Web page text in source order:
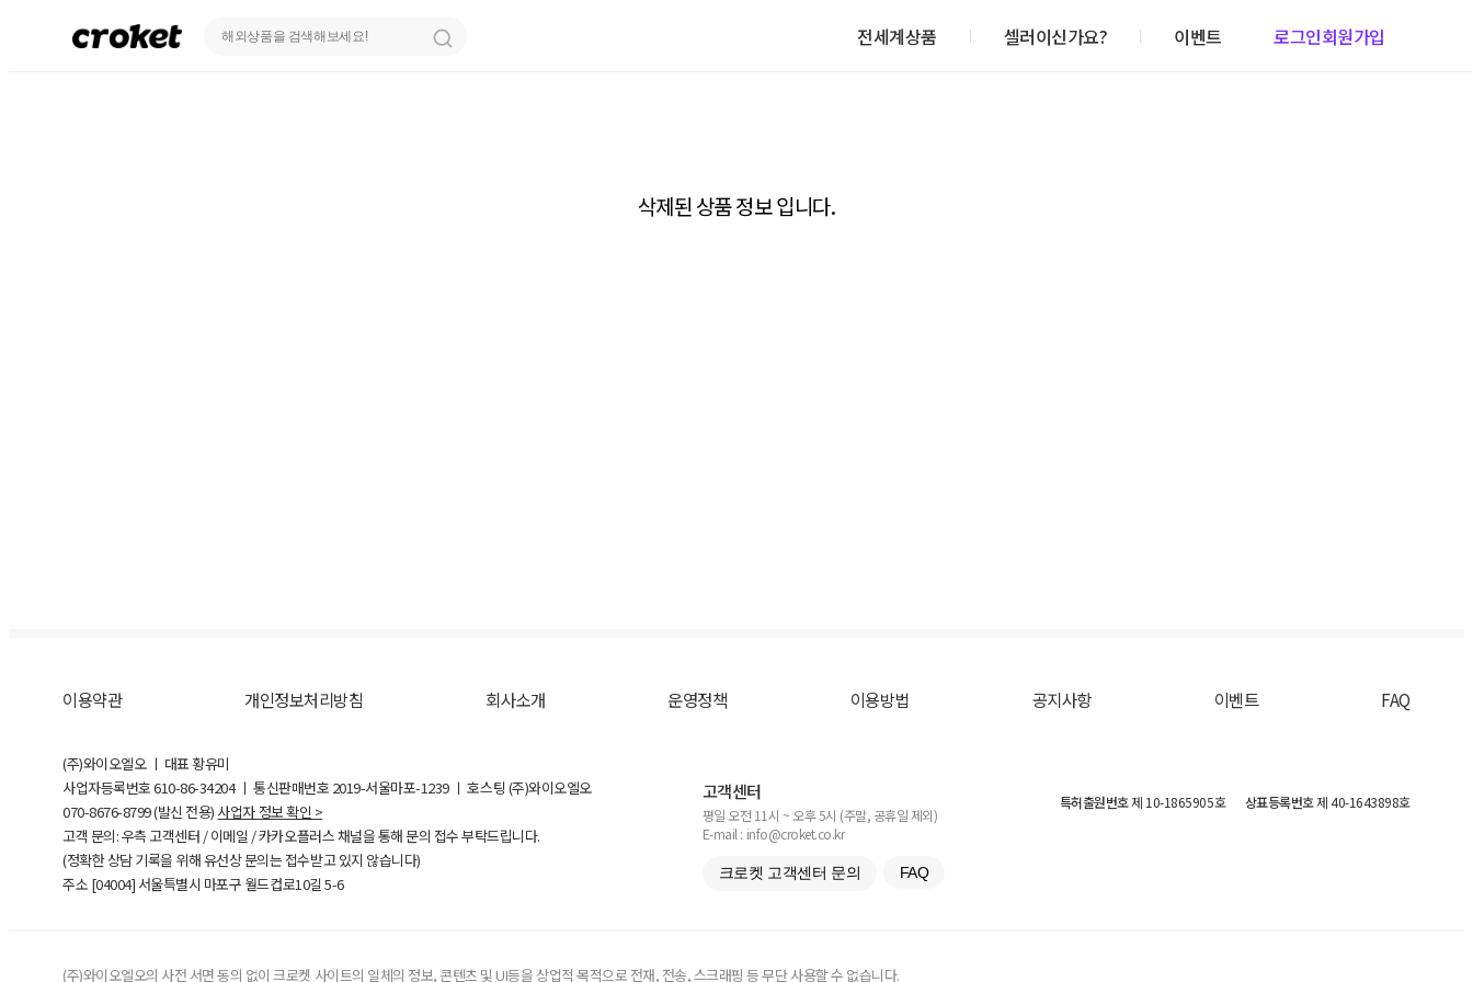
전세계상품 셀러이신가요? 이벤트 로그인회원가입
삭제된 상품 정보 입니다.
이용약관 개인정보처리방침 회사소개 운영정책 이용방법 공지사항 이벤트 FAQ
(주)와이오엘오 ㅣ 대표 황유미
사업자등록번호610-86-34204ㅣ 통신판매번호 2019-서울마포-1239 ㅣ 호스팅 (주)와이오엘오
070-8676-8799 (발신 전용) 사업자 정보 확인 >
고객 문의: 우측 고객센터 / 이메일 / 카카오플러스 채널을 통해 문의 접수 부탁드립니다.
(정확한 상담 기록을 위해 유선상 문의는 접수받고 있지 않습니다)
주소 [04004] 서울특별시 마포구 월드컵로10길5-6
고객센터
평일 오전 11시 ~ 오후 5시 (주말, 공휴일 제외)
E-mail : info@croket.co.kr
크로켓 고객센터 문의 FAQ
특허출원번호제 10-1865905호 상표등록번호제 40-1643898호
(주)와이오엘오의 사전 서면 동의 없이 크로켓 사이트의 일체의 정보, 콘텐츠 및 UI등을 상업적 목적으로 전재, 전송, 스크래핑 등 무단 사용할 수 없습니다.